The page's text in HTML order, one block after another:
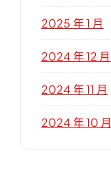
2025 年 1 月
2024 年 12 月
2024 年 11 月
2024 年 10 月